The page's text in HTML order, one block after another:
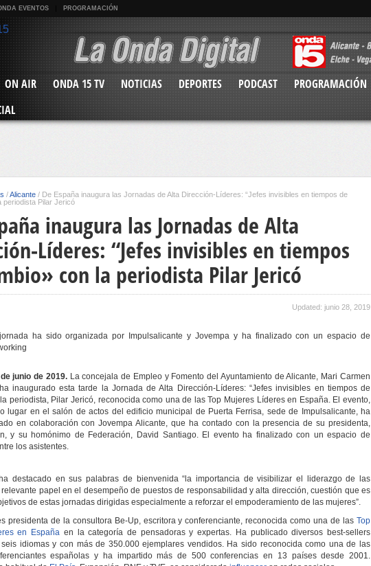
EVENTOS PROGRAMACIÓN
ON AIR ONDA 15 TV NOTICIAS DEPORTES PODCAST PROGRAMACIÓN
/Alicante / De España inaugura las Jornadas de Alta Dirección-Líderes: “Jefes invisibles en tiempos de
periodista Pilar Jericó
inaugura las Jornadas de Alta
Líderes: “Jefes invisibles en tiempos
con la periodista Pilar Jericó
Updated: junio 28, 2019
ha sido organizada por Impulsalicante y Jovempa y ha finalizado con un espacio de
junio de 2019. Laconcejala de Empleo y Fomentodel Ayuntamiento de Alicante, Mari Carmen
inauguradoesta tarde la Jornada de Alta Dirección-Líderes:“Jefes invisibles en tiempos de
periodista, Pilar Jericó, reconocida como una de las Top Mujeres Líderes en España. El evento,
lugar en el salón de actos del edificio municipal de Puerta Ferrisa, sede de Impulsalicante, ha
en colaboración con Jovempa Alicante, que ha contado con
la presencia de su presidenta,
y su homónimo de Federación, David Santiago. El evento ha finalizado con un espacio de
los asistentes.
destacado en sus palabras de bienvenida“ la importancia de visibilizar el liderazgo de las
relevante papel en el desempeño de puestos de responsabilidad y alta dirección, cuestión que es
de estas jornadas dirigidas especialmente a reforzar el empoderamiento de las mujeres”.
presidenta de la consultora Be-Up, escritora y conferenciante, reconocida como una de las Top
en España en la categoría de pensadoras y expertas. Ha publicado diversos best-sellers
idiomas y con más de 350.000 ejemplares vendidos. Ha sido reconocida como una de las
españolas y ha impartido más de 500 conferencias en 13 países desde 2001.